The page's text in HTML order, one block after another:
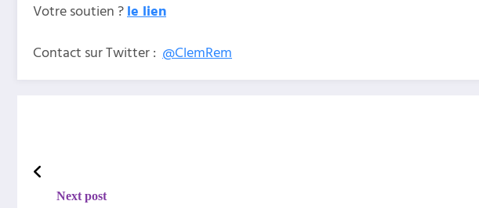
Votre soutien ? le lien
Contact sur Twitter : @ClemRem
Next post